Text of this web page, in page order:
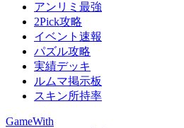
アンリミ最強
2Pick攻略
イベント速報
パズル攻略
実績デッキ
ルムマ掲示板
スキン所持率
GameWith